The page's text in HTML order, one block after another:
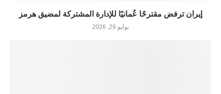
إيران ترفض مقترحًا عُمانيًا للإدارة المشتركة لمضيق هرمز
يوليو 29, 2026